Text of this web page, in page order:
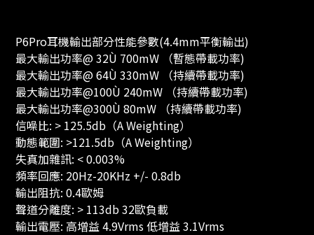
P6Pro耳機輸出部分性能參數(4.4mm平衡輸出)
最大輸出功率@ 32Ù 700mW （暫態帶載功率)
最大輸出功率@ 64Ù 330mW （持續帶載功率)
最大輸出功率@100Ù 240mW （持續帶載功率)
最大輸出功率@300Ù 80mW （持續帶載功率)
信噪比: > 125.5db（A Weighting）
動態範圍: >121.5db（A Weighting）
失真加雜訊: < 0.003%
頻率回應: 20Hz-20KHz +/- 0.8db
輸出阻抗: 0.4歐姆
聲道分離度: > 113db 32歐負載
輸出電壓: 高增益 4.9Vrms 低增益 3.1Vrms